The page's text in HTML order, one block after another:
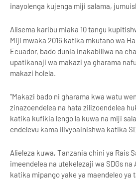
inayolenga kujenga miji salama,
Alisema karibu miaka 10 tangu
Miji mwaka 2016 katika mkutano wa
Ecuador, bado dunia inakabiliwa na
upatikanaji wa makazi ya gharama
makazi holela.
“Makazi bado ni gharama kwa watu
zinazoendelea na hata zilizoendelea
katika kufikia lengo la kuwa na miji
endelevu kama ilivyoainishwa katika
Alieleza kuwa, Tanzania chini ya Rais
imeendelea na utekelezaji wa SDGs na
katika mipango yake ya maendeleo ya